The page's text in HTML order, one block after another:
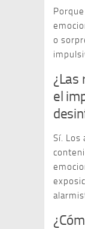
o
¿Las
el
Sí. Los